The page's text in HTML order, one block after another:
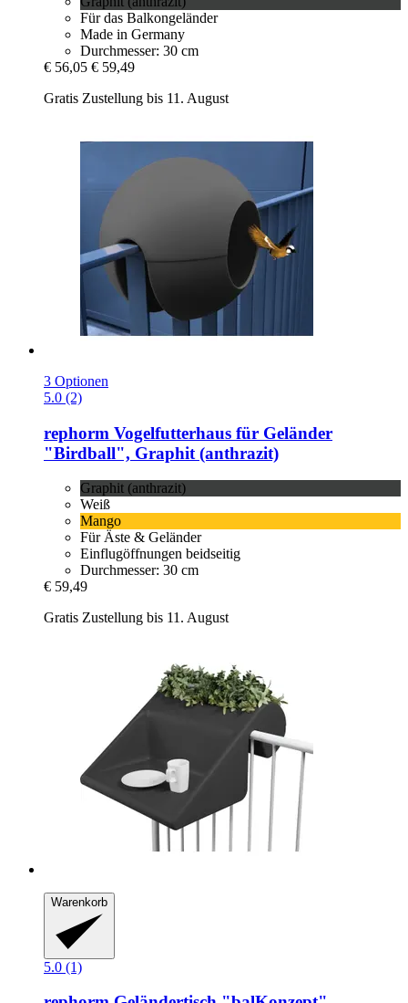
Für das Balkongeländer
Made in Germany
Durchmesser: 30 cm
€ 56,05 € 59,49
Gratis Zustellung bis 11. August
3 Optionen
5.0 (2)
rephorm Vogelfutterhaus für Geländer
"Birdball", Graphit (anthrazit)
Graphit (anthrazit)
Weiß
Mango
Für Äste & Geländer
Einflugöffnungen beidseitig
Durchmesser: 30 cm
€ 59,49
Gratis Zustellung bis 11. August
Warenkorb
5.0 (1)